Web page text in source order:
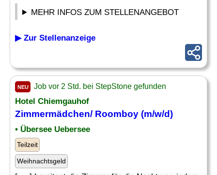
MEHR INFOS ZUM STELLENANGEBOT
▶ Zur Stellenanzeige
NEU Job vor 2 Std. bei StepStone gefunden
Hotel Chiemgauhof
Zimmermädchen/ Roomboy (m/w/d)
• Übersee Uebersee
Teilzeit
Weihnachtsgeld